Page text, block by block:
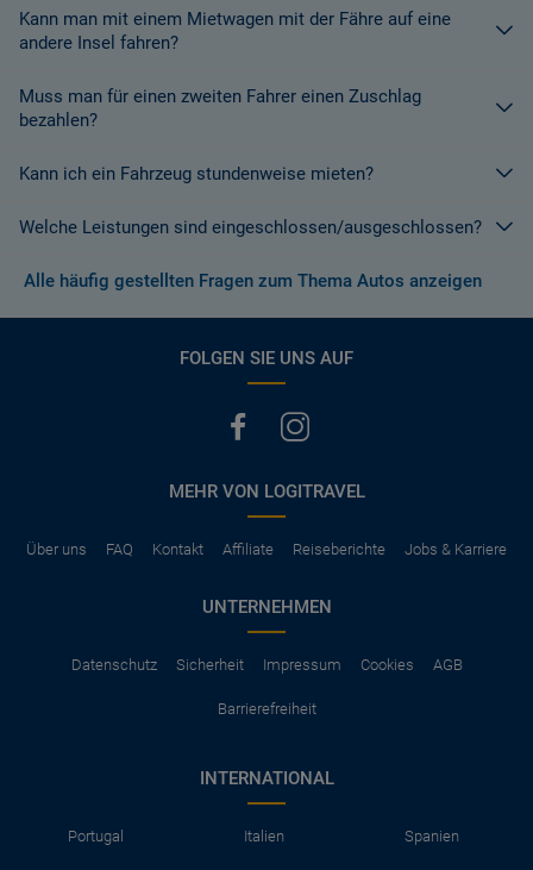
Mit einem europäischen Führerschein ist es kein Problem ein
Fahrzeug zu mieten. In Europa und bei den meisten
Kann man mit einem Mietwagen mit der Fähre auf eine
andere Insel fahren?
Die meisten Fahrzeugvermieter erlauben aus Gründen des
Versicherungsschutzes an Bord eines Schiffes nicht, dass ihre
Informationen finden Sie in den Bedingungen des Vermieters.
Muss man für einen zweiten Fahrer einen Zuschlag
bezahlen?
Ja. Für jeden zusätzlichen Fahrer muss am Zielort ein Zuschlag
Sonderangebot informiert, bei dem ein zusätzlicher Fahrer
Kann ich ein Fahrzeug stundenweise mieten?
Derzeit ist der Mindestzeitraum für eine Autoanmietung 24
Welche Leistungen sind eingeschlossen/ausgeschlossen?
Normalerweise werden Ihnen in den AGB's die Leistungen beim
Abschluss der Buchung aufgezeigt. Wenn nicht anders
(Normalerweise mit SB)
Die folgenden Leistungen sind normalerweise im Mietpreis
Parkhäuser, Maut, Steuern, Strafzettel
Kindersitze, GPS, Schneeketten
Alle häufig gestellten Fragen zum Thema Autos anzeigen
FOLGEN SIE UNS AUF
MEHR VON LOGITRAVEL
Über uns FAQ Kontakt Affiliate Reiseberichte Jobs & Karriere
UNTERNEHMEN
Datenschutz Sicherheit Impressum Cookies AGB
Barrierefreiheit
INTERNATIONAL
Portugal Italien Spanien